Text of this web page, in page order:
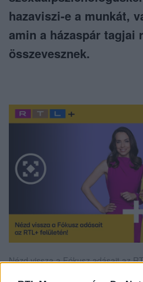
hazaviszi-e a munkát,
amin a házaspár tagjai
összevesznek.
Nézd vissza a Fókusz adásait az